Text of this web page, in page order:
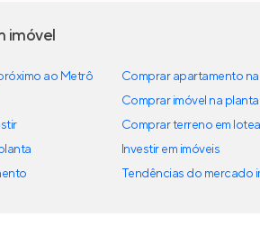
imóvel
ao Metrô
Comprar apartamento
Comprar imóvel na planta
Comprar terreno em
Investir em imóveis
Tendências do mercado